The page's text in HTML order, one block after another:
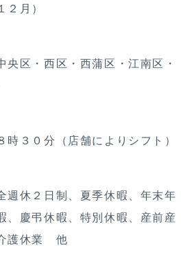
２月）
央区・西区・西蒲区・江南区・
時３０分（店舗によりシフト）
週休２日制、夏季休暇、年末年
、慶弔休暇、特別休暇、産前産
護休業 他